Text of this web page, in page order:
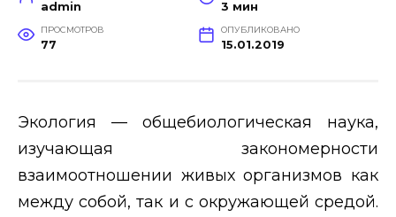
admin 3 мин
ПРОСМОТРОВ
77
ОПУБЛИКОВАНО
15.01.2019
Экология — общебиологическая наука,
изучающая закономерности
взаимоотношении живых организмов как
между собой, так и с окружающей средой.